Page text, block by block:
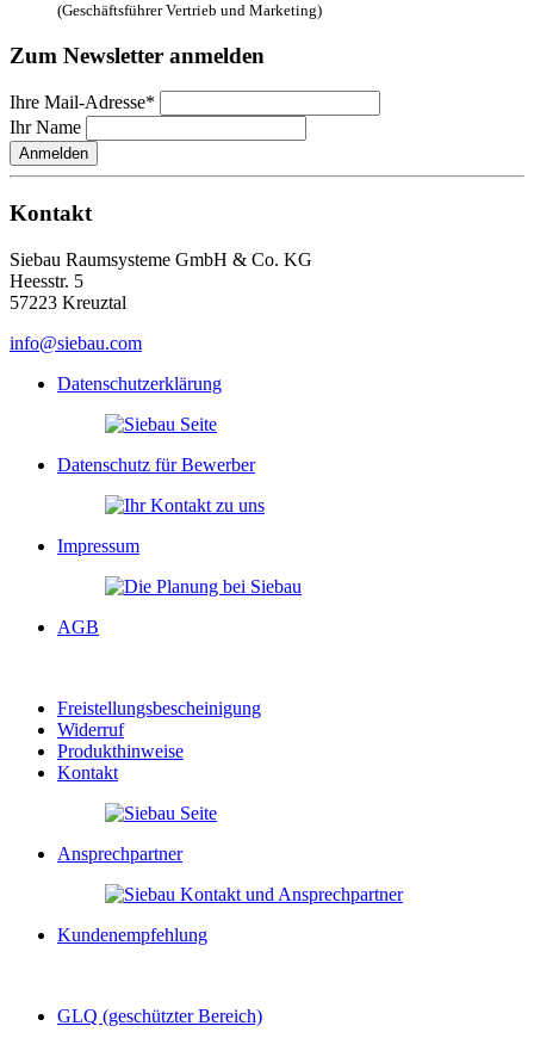
(Geschäftsführer Vertrieb und Marketing)
Zum Newsletter anmelden
Ihre Mail-Adresse*
Ihr Name
Anmelden
Kontakt
Siebau Raumsysteme GmbH & Co. KG
Heesstr. 5
57223 Kreuztal
info@siebau.com
Datenschutzerklärung
Datenschutz für Bewerber
Impressum
AGB
Freistellungsbescheinigung
Widerruf
Produkthinweise
Kontakt
Ansprechpartner
Kundenempfehlung
GLQ (geschützter Bereich)